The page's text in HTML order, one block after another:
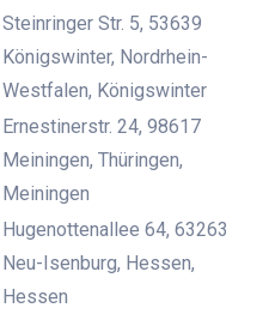
Steinringer Str. 5, 53639
Königswinter, Nordrhein-
Westfalen, Königswinter
Ernestinerstr. 24, 98617
Meiningen, Thüringen,
Meiningen
Hugenottenallee 64, 63263
Neu-Isenburg, Hessen,
Hessen